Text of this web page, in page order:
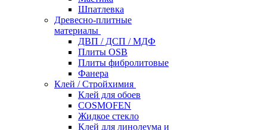
Шпатлевка
Древесно-плитные
материалы
ДВП / ДСП / МДФ
Плиты OSB
Плиты фибролитовые
Фанера
Клей / Стройхимия
Клей для обоев
COSMOFEN
Жидкое стекло
Клей для линолеума и